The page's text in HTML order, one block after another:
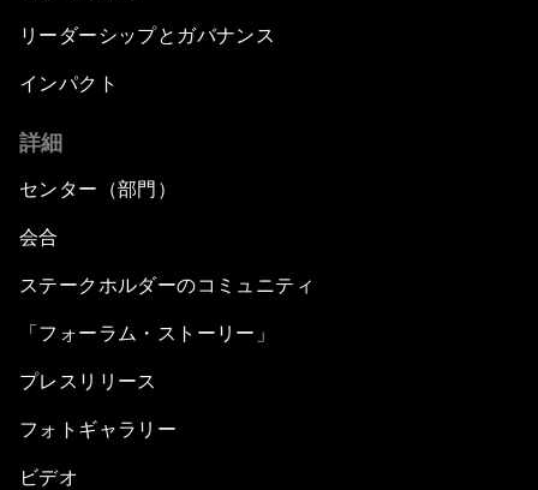
リーダーシップとガバナンス
インパクト
詳細
センター（部門）
会合
ステークホルダーのコミュニティ
「フォーラム・ストーリー」
プレスリリース
フォトギャラリー
ビデオ